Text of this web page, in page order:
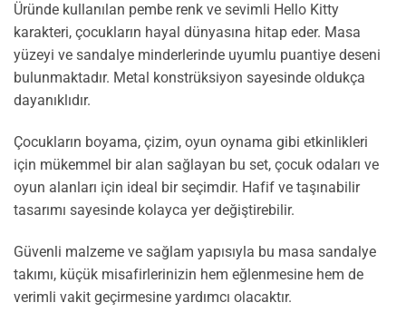
Üründe kullanılan pembe renk ve sevimli Hello Kitty
karakteri, çocukların hayal dünyasına hitap eder. Masa
yüzeyi ve sandalye minderlerinde uyumlu puantiye deseni
bulunmaktadır. Metal konstrüksiyon sayesinde oldukça
dayanıklıdır.
Çocukların boyama, çizim, oyun oynama gibi etkinlikleri
için mükemmel bir alan sağlayan bu set, çocuk odaları ve
oyun alanları için ideal bir seçimdir. Hafif ve taşınabilir
tasarımı sayesinde kolayca yer değiştirebilir.
Güvenli malzeme ve sağlam yapısıyla bu masa sandalye
takımı, küçük misafirlerinizin hem eğlenmesine hem de
verimli vakit geçirmesine yardımcı olacaktır.